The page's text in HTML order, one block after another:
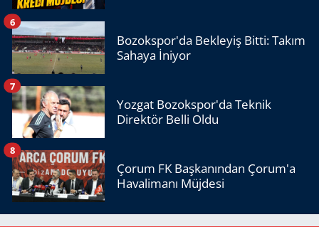
Bozokspor'da Bekleyiş Bitti: Takım
Sahaya İniyor
6
Yozgat Bozokspor'da Teknik
Direktör Belli Oldu
7
Çorum FK Başkanından Çorum'a
Havalimanı Müjdesi
8